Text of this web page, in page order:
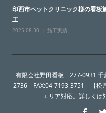
印西市ペットクリニック様の看板
工
2025.08.30 施工実績
有限会社野田看板 277-0931
2736 FAX:04-7193-3751 【松
エリア対応。詳しくは